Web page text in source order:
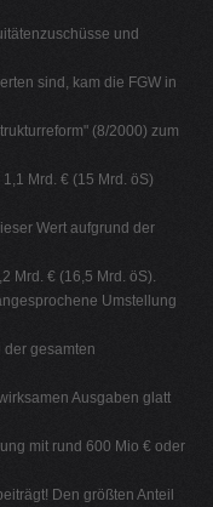
und
sind, kam die FGW in
(8/2000) zum
Mrd. € (15 Mrd. öS)
Wert aufgrund der
Mrd. € (16,5 Mrd. öS).
Umstellung
gesamten
Ausgaben glatt
mit rund 600 Mio € oder
Den größten Anteil